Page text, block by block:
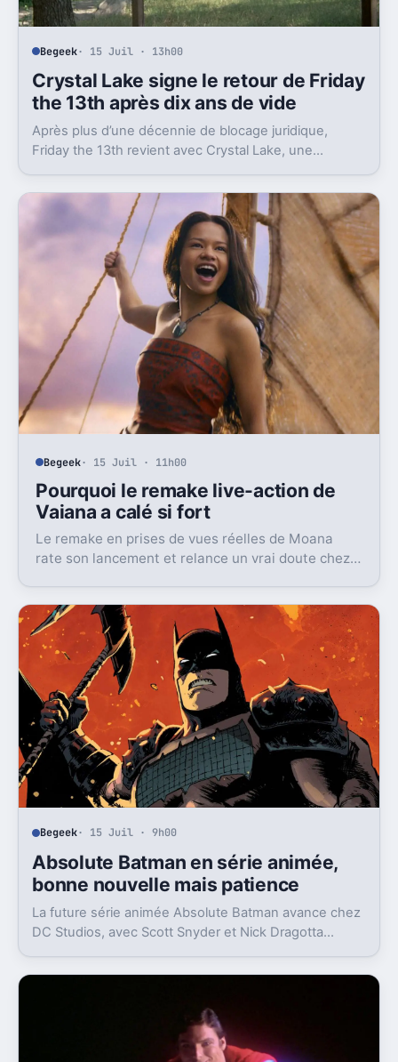
Begeek· 15 Juil · 13h00
Crystal Lake signe le retour de Friday
the 13th après dix ans de vide
Après plus d’une décennie de blocage juridique,
Friday the 13th revient avec Crystal Lake, une
décor.
Begeek· 15 Juil · 11h00
Pourquoi le remake live-action de
Vaiana a calé si fort
Le remake en prises de vues réelles de Moana
rate son lancement et relance un vrai doute chez
Begeek· 15 Juil · 9h00
Absolute Batman en série animée,
bonne nouvelle mais patience
La future série animée Absolute Batman avance chez
DC Studios, avec Scott Snyder et Nick Dragotta
demain.